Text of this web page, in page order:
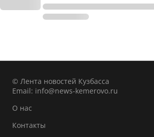
© Лента новостей Кузбасса
Email: info@news-kemerovo.ru
О нас
Контакты